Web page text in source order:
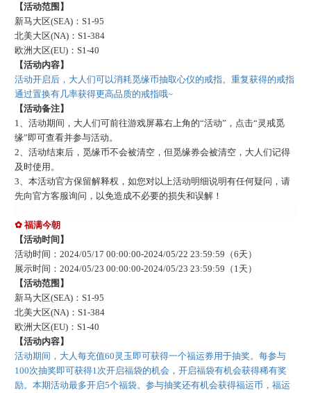
【活动范围】
新马大区(SEA)：S1-95
北美大区(NA)：S1-384
欧洲大区(EU)：S1-40
【活动内容】
活动开启后，大人们可以消耗觅缘币抽取心仪的戒指。重复获得的戒指
通过置换有几率获得更高品质的戒指哦~
【活动备注】
1、活动期间，大人们可前往游戏屏幕右上角的“活动”，点击“灵戒觅
缘”即可查看并参与活动 。
2、活动结束后，觅缘币不会被清空，但觅缘券会被清空，大人们记得
及时使用 。
3 、本活动官方保留解释权，如您对以上活动明细说明有任何疑问，请
先向官方客服询问，以免造成不必要的损失和误解！
✿ 福满今朝
【活动时间】
活动时间： 2024/05/17 00:00:00-2024/05/22 23:59:59 （6天）
展示时间： 2024/05/23 00:00:00-2024/05/23 23:59:59 （ 1 天）
【活动范围】
新马大区(SEA)：S1-95
北美大区(NA)：S1-384
欧洲大区(EU)：S1-40
【活动内容】
活动期间，大人每充值60灵玉即可获得一个福运券用于抽奖。每参与
100次抽奖即可获得1次开启福袋的机会，开启福袋有机会获得稀有奖
励。本期活动最多开启5个福袋。参与抽奖还有机会获得福运币，福运